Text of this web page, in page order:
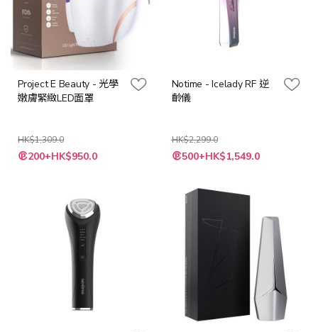
Project E Beauty - 光學
嫩膚緊緻LED面罩
HK$1,309.0
特
殊 200+HK$950.0
Notime - Icelady RF 逆
齡儀
HK$2,299.0
特
殊 500+HK$1,549.0